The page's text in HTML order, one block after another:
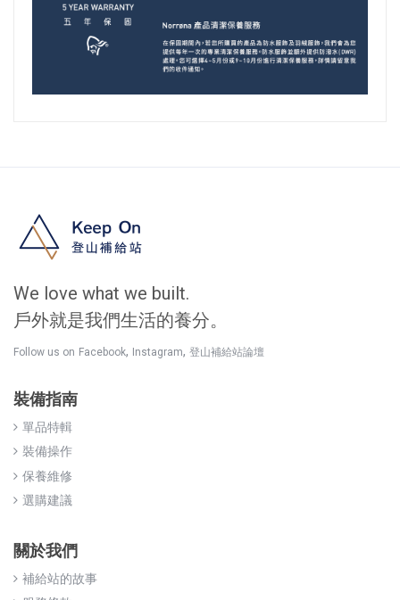
We love what we built.
戶外就是我們生活的養分。
Follow us on Facebook, Instagram, 登山補給站論壇
裝備指南
單品特輯
裝備操作
保養維修
選購建議
關於我們
補給站的故事